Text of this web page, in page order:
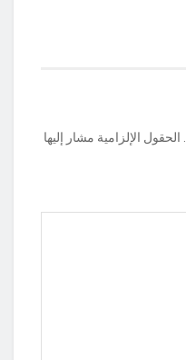
الحقول الإلزامية مشار إليها